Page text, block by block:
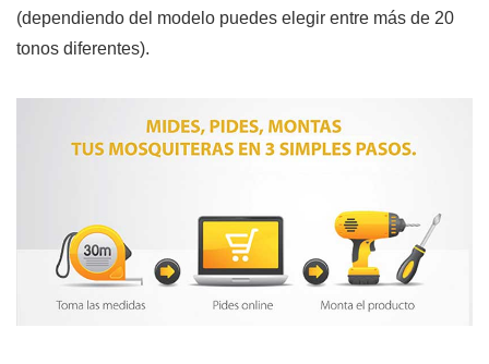
(dependiendo del modelo puedes elegir entre más de 20
tonos diferentes).